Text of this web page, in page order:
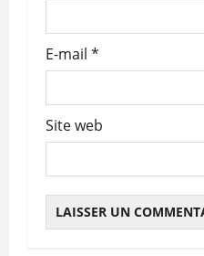
E-mail *
Site web